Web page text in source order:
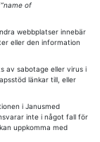
”name of
webbplatser innebär
eller den information
av sabotage eller virus i
länkar till, eller
i Janusmed
inte i något fall för
uppkomma med